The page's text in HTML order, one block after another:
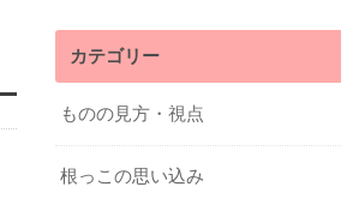
カテゴリー
ものの見方・視点
根っこの思い込み